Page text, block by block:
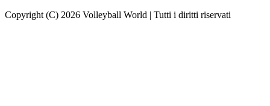
Copyright (C) 2026 Volleyball World | Tutti i diritti riservati